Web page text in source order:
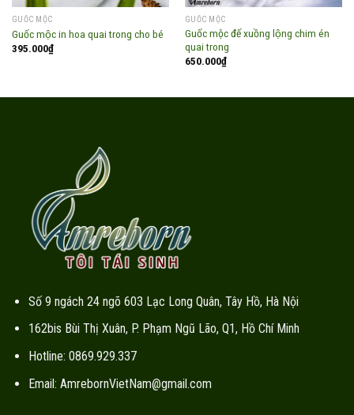
GUỐC MỘC
Guốc mộc in hoa quai trong cho bé
395.000₫
GUỐC MỘC
Guốc mộc đế xuồng lộng chim én
quai trong
650.000₫
Số 9 ngách 24 ngõ 603 Lạc Long Quân, Tây Hồ, Hà Nội
162bis Bùi Thị Xuân, P. Phạm Ngũ Lão, Q1, Hồ Chí Minh
Hotline: 0869.929.337
Email: AmrebornVietNam@gmail.com